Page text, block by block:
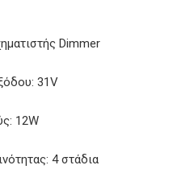
Dimmer
31V
12W
4 στάδια